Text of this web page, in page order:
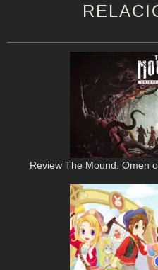
Review The Mound: Omen